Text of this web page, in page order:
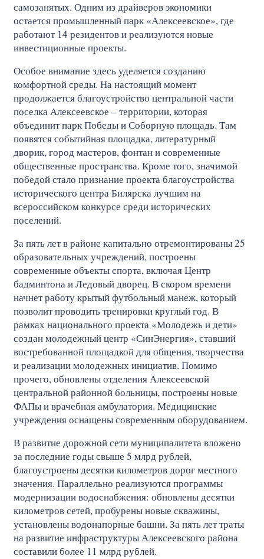
самозанятых. Одним из драйверов экономики
остается промышленный парк «Алексеевское», где
работают 14 резидентов и реализуются новые
инвестиционные проекты.
Особое внимание здесь уделяется созданию
комфортной среды. На настоящий момент
продолжается благоустройство центральной части
поселка Алексеевское – территории, которая
объединит парк Победы и Соборную площадь. Там
появятся событийная площадка, литературный
дворик, город мастеров, фонтан и современные
общественные пространства. Кроме того, значимой
победой стало признание проекта благоустройства
исторического центра Билярска лучшим на
всероссийском конкурсе среди исторических
поселений.
За пять лет в районе капитально отремонтированы 25
образовательных учреждений, построены
современные объекты спорта, включая Центр
бадминтона и Ледовый дворец. В скором времени
начнет работу крытый футбольный манеж, который
позволит проводить тренировки круглый год. В
рамках национального проекта «Молодежь и дети»
создан молодежный центр «СинЭнергия», ставший
востребованной площадкой для общения, творчества
и реализации молодежных инициатив. Помимо
прочего, обновлены отделения Алексеевской
центральной районной больницы, построены новые
ФАПы и врачебная амбулатория. Медицинские
учреждения оснащены современным оборудованием.
В развитие дорожной сети муниципалитета вложено
за последние годы свыше 5 млрд рублей,
благоустроены десятки километров дорог местного
значения. Параллельно реализуются программы
модернизации водоснабжения: обновлены десятки
километров сетей, пробурены новые скважины,
установлены водонапорные башни. За пять лет траты
на развитие инфраструктуры Алексеевского района
составили более 11 млрд рублей.